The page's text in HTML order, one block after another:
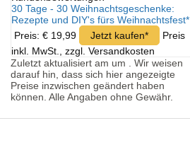
30 Tage - 30 Weihnachtsgeschenke:
Rezepte und DIY's fürs Weihnachtsfest*
Preis: € 19,99
Jetzt kaufen*
Preis
inkl. MwSt., zzgl. Versandkosten
Zuletzt aktualisiert am um . Wir weisen
darauf hin, dass sich hier angezeigte
Preise inzwischen geändert haben
können. Alle Angaben ohne Gewähr.